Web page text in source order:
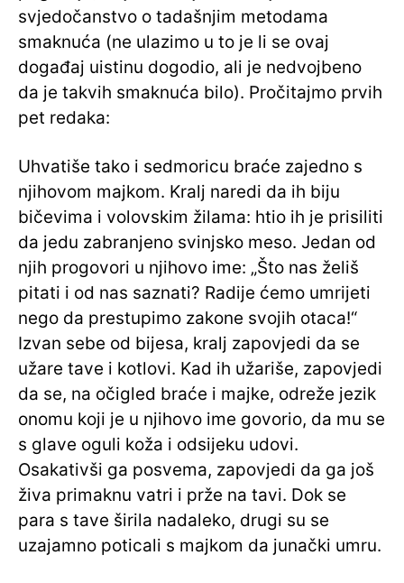
svjedočanstvo o tadašnjim metodama
smaknuća (ne ulazimo u to je li se ovaj
događaj uistinu dogodio, ali je nedvojbeno
da je takvih smaknuća bilo). Pročitajmo prvih
pet redaka:
Uhvatiše tako i sedmoricu braće zajedno s
njihovom majkom. Kralj naredi da ih biju
bičevima i volovskim žilama: htio ih je prisiliti
da jedu zabranjeno svinjsko meso. Jedan od
njih progovori u njihovo ime: „Što nas želiš
pitati i od nas saznati? Radije ćemo umrijeti
nego da prestupimo zakone svojih otaca!“
Izvan sebe od bijesa, kralj zapovjedi da se
užare tave i kotlovi. Kad ih užariše, zapovjedi
da se, na očigled braće i majke, odreže jezik
onomu koji je u njihovo ime govorio, da mu se
s glave oguli koža i odsijeku udovi.
Osakativši ga posvema, zapovjedi da ga još
živa primaknu vatri i prže na tavi. Dok se
para s tave širila nadaleko, drugi su se
uzajamno poticali s majkom da junački umru.